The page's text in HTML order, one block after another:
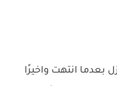
بعدما انتهت واخيرًا